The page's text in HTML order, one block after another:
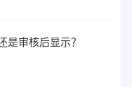
是审核后显示？